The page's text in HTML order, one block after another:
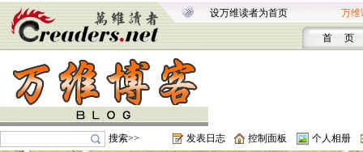
设万维读者为首页 万维
首 页
搜索>> 发表日志 控制面板 个人相册